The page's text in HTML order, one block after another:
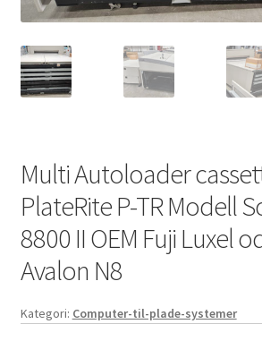
Multi Autoloader
PlateRite P-TR Modell
8800 II OEM Fuji Luxel
Avalon N8
Kategori: Computer-til-plade-systemer